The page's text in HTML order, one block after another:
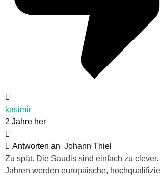
kasimir
2 Jahre her
Antworten an Johann Thiel
Zu spät. Die Saudis sind einfach zu
Jahren werden europäische,